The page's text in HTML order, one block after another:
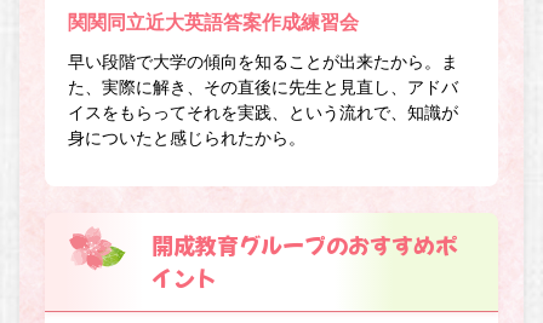
関関同立近大英語答案作成練習会
早い段階で大学の傾向を知ることが出来たから。ま
た、実際に解き、その直後に先生と見直し、アドバ
イスをもらってそれを実践、という流れで、知識が
身についたと感じられたから。
開成教育グループのおすすめポ
イント